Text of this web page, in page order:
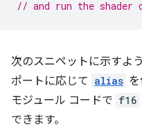
// and run the shader
次のスニペットに示すよう
ポートに応じて alias
モジュール コードで f16
できます。